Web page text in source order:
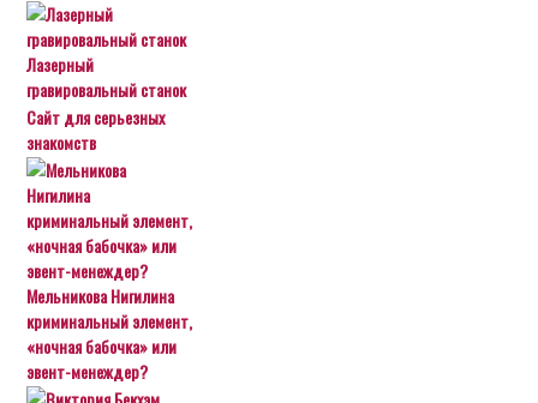
Лазерный
гравировальный станок
Сайт для серьезных
знакомств
Мельникова Нигилина
криминальный элемент,
«ночная бабочка» или
эвент-менеждер?